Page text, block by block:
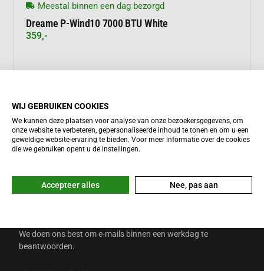
Meestal binnen een dag bezorgd
Dreame P-Wind10 7000 BTU White
359,-
HULP NODIG?
We doen ons best om e-mails binnen een werkdag te
beantwoorden.
WIJ GEBRUIKEN COOKIES
We kunnen deze plaatsen voor analyse van onze bezoekersgegevens, om
onze website te verbeteren, gepersonaliseerde inhoud te tonen en om u een
geweldige website-ervaring te bieden. Voor meer informatie over de cookies
die we gebruiken opent u de instellingen.
Accepteer alles Nee, pas aan